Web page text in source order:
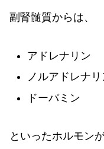
副腎髄質からは、
アドレナリン
ノルアドレナリ
ドーパミン
といったホルモン